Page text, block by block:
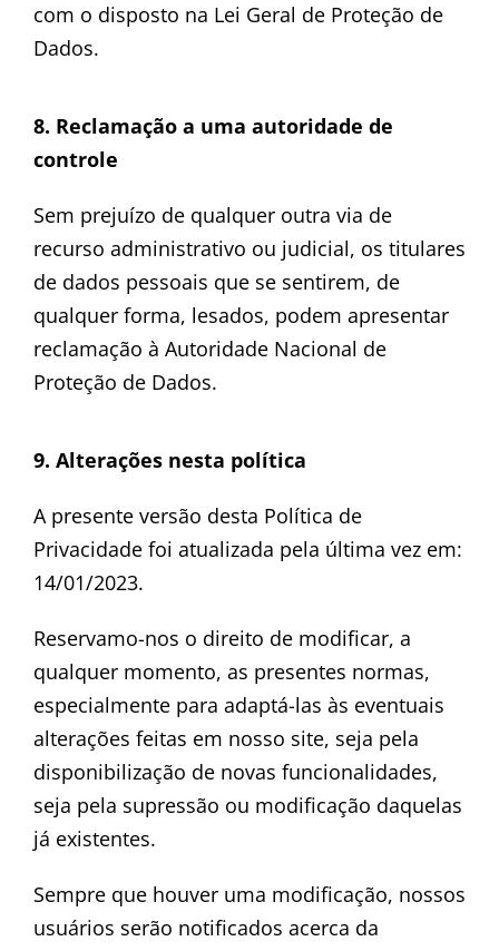
com o disposto na Lei Geral de Proteção de
Dados.
8. Reclamação a uma autoridade de
controle
Sem prejuízo de qualquer outra via de
recurso administrativo ou judicial, os titulares
de dados pessoais que se sentirem, de
qualquer forma, lesados, podem apresentar
reclamação à Autoridade Nacional de
Proteção de Dados.
9. Alterações nesta política
A presente versão desta Política de
Privacidade foi atualizada pela última vez em:
14/01/2023.
Reservamo-nos o direito de modificar, a
qualquer momento, as presentes normas,
especialmente para adaptá-las às eventuais
alterações feitas em nosso site, seja pela
disponibilização de novas funcionalidades,
seja pela supressão ou modificação daquelas
já existentes.
Sempre que houver uma modificação, nossos
usuários serão notificados acerca da